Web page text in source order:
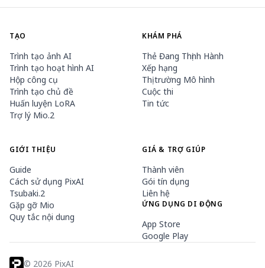
TẠO
Trình tạo ảnh AI
Trình tạo hoạt hình AI
Hộp công cụ
Trình tạo chủ đề
Huấn luyện LoRA
Trợ lý Mio.2
KHÁM PHÁ
Thẻ Đang Thịnh Hành
Xếp hạng
Thị trường Mô hình
Cuộc thi
Tin tức
GIỚI THIỆU
Guide
Cách sử dụng PixAI
Tsubaki.2
Gặp gỡ Mio
Quy tắc nội dung
GIÁ & TRỢ GIÚP
Thành viên
Gói tín dụng
Liên hệ
ỨNG DỤNG DI ĐỘNG
App Store
Google Play
© 2026 PixAI